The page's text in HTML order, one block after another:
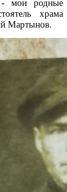
-мои родные
храма
Мартынов.